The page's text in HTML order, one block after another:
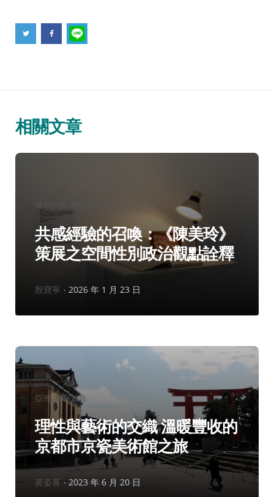
相關文章
類：
共感經驗的召喚：《陳美玲》
策展之空間性別政治觀點詮釋
作
殷寶寧 2026 年 1 月 23 日
分
類：
亞洲 寰宇知旅
理性與藝術的交織 溫暖豐收的
京都市京瓷美術館之旅
作
黃姿菁 2023 年 6 月 20 日